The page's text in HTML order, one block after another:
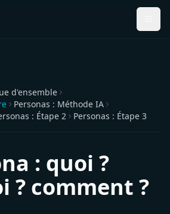
d'ensemble
Personas : Méthode IA
: Étape 2 Personas : Étape 3
: quoi ?
? comment ?